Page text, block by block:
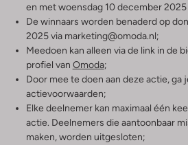
en met woensdag 10 december
De winnaars worden benaderd op
2025 via marketing@omoda.nl;
Meedoen kan alleen via de link in de
profiel van Omoda;
Door mee te doen aan deze actie, ga
actievoorwaarden;
Elke deelnemer kan maximaal één
actie. Deelnemers die aantoonbaar
maken, worden uitgesloten;